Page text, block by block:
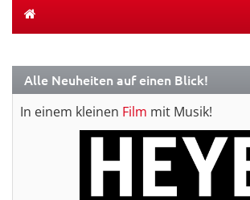
Alle Neuheiten auf einen Blick!
In einem kleinen Film mit Musik!